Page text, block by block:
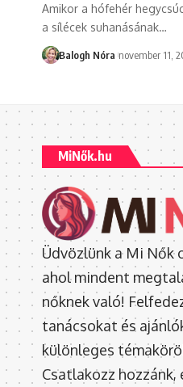
Amikor a hófehér
a sílécek suhanásának…
Balogh Nóra november 11,
MiNők.hu
Üdvözlünk a Mi Nők
ahol mindent
nőknek való!
tanácsokat és
különleges
Csatlakozz hozzánk,